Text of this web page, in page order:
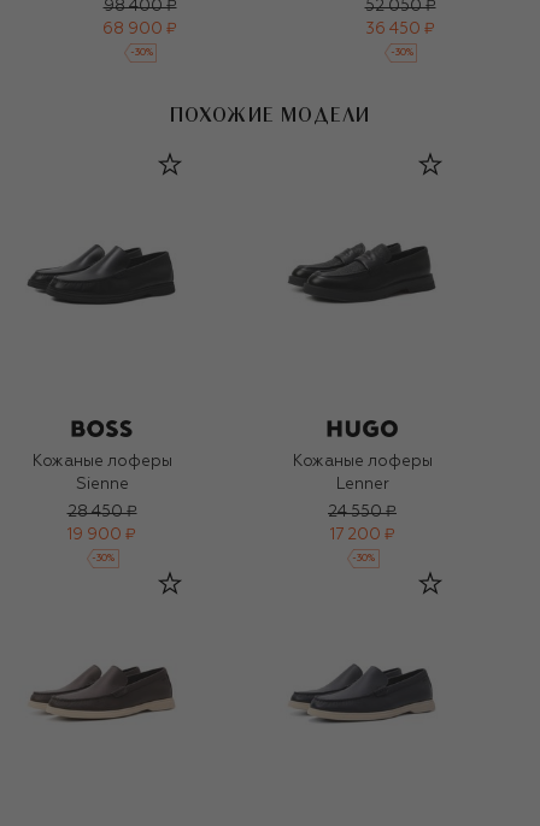
98 400 ₽
68 900 ₽
-30%
52 050 ₽
36 450 ₽
-30%
ПОХОЖИЕ МОДЕЛИ
Кожаные лоферы
Sienne
28 450 ₽
19 900 ₽
-30%
Кожаные лоферы
Lenner
24 550 ₽
17 200 ₽
-30%